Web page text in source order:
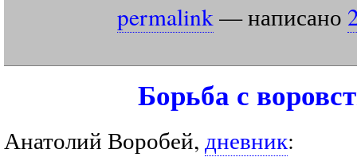
permalink— написано
Борьба с
Анатолий Воробей, дневник: